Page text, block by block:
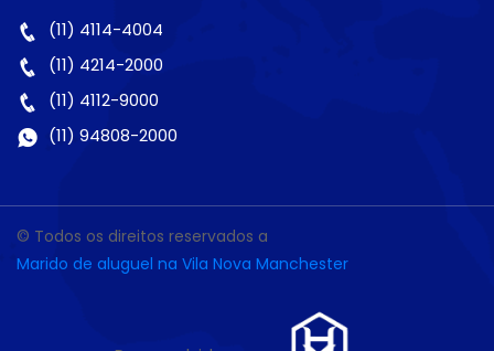
(11) 4114-4004
(11) 4214-2000
(11) 4112-9000
(11) 94808-2000
© Todos os direitos reservados a
Marido de aluguel na Vila Nova Manchester